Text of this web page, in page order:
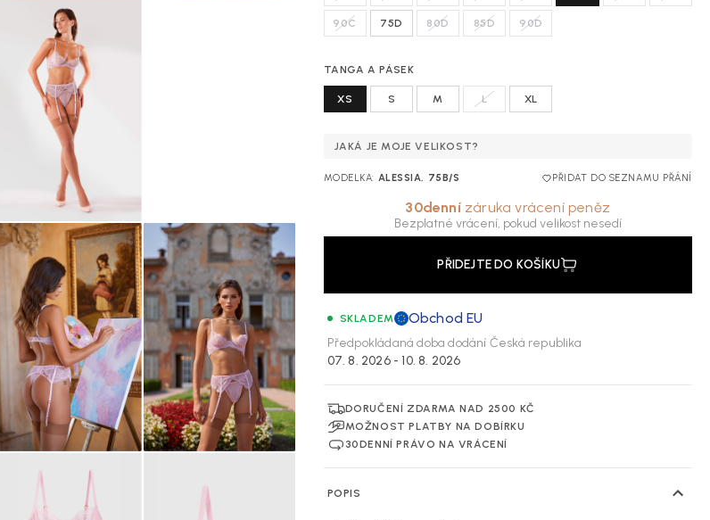
90C 75D 80D 85D 90D
TANGA A PÁSEK
XS S M L XL
JAKÁ JE MOJE VELIKOST?
MODELKA: ALESSIA, 75B/S PŘIDAT DO SEZNAMU PŘÁNÍ
30dennízáruka vrácení peněz
Bezplatné vrácení, pokud velikost nesedí
PŘIDEJTE DO KOŠÍKU
SKLADEM Obchod EU
Předpokládaná doba dodání Česká republika
07. 8. 2026 - 10. 8. 2026
DORUČENÍ ZDARMA NAD 2500 KČ
MOŽNOST PLATBY NA DOBÍRKU
30DENNÍ PRÁVO NA VRÁCENÍ
POPIS